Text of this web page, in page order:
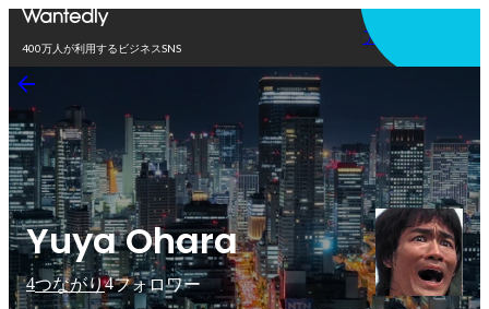
400万人が利用するビジネスSNS
アプリを使う
Yuya Ohara
4つながり4フォロワー